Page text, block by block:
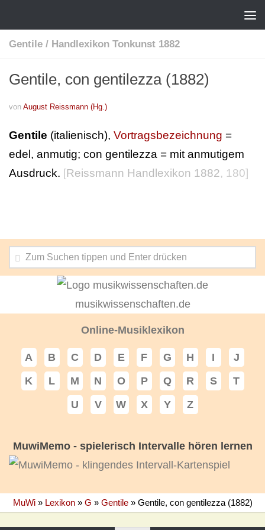
Gentile / Handlexikon Tonkunst 1882
Gentile, con gentilezza (1882)
von August Reissmann (Hg.)
Gentile (italienisch), Vortragsbezeichnung =
edel, anmutig; con gentilezza = mit anmutigem
Ausdruck. [Reissmann Handlexikon 1882, 180]
musikwissenschaften.de
Online-Musiklexikon
A B C D E F G H I
J
K
L M N O P Q R S
T
U
V W X Y Z
MuwiMemo - spielerisch Intervalle hören lernen
MuWi» Lexikon» G » Gentile» Gentile, con gentilezza (1882)